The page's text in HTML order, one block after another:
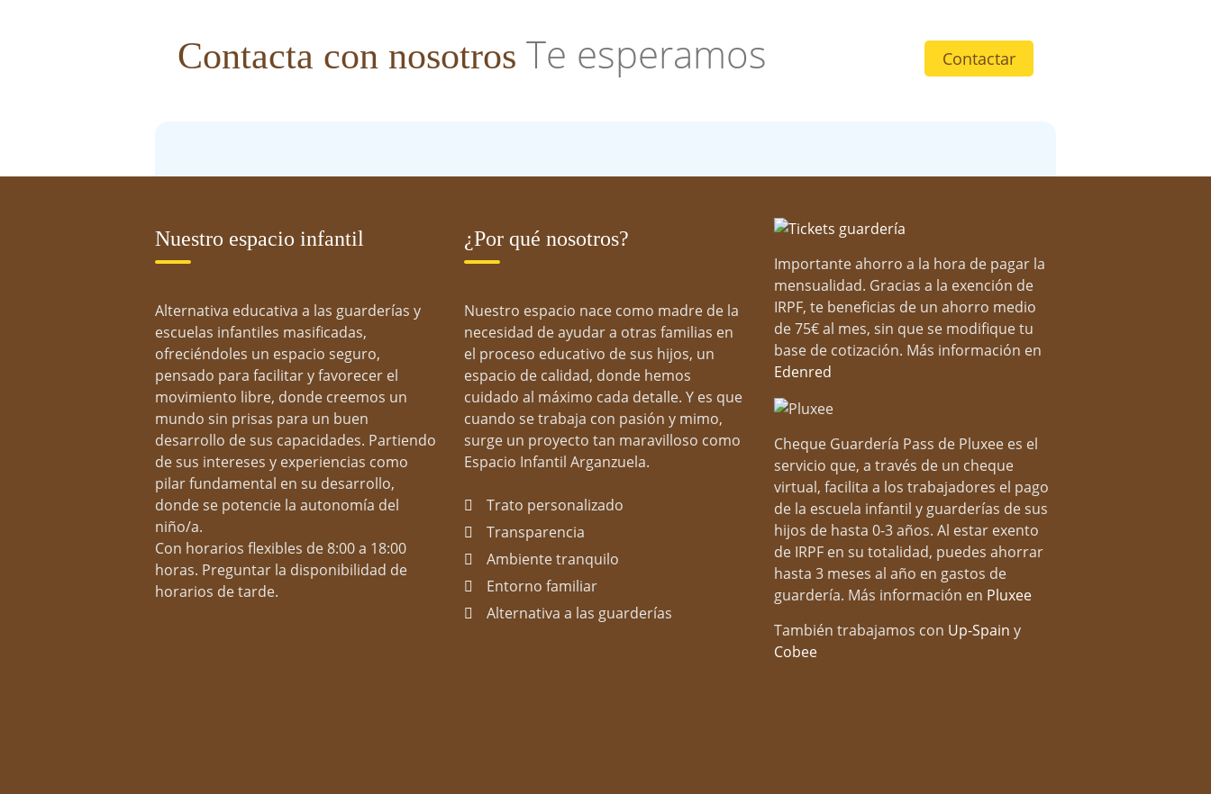
Contacta con nosotros Te esperamos Contactar
Descubre por qué tantas familias de Arganzuela nos eligen. Solicita tu visita hoy mismo.
Nuestro espacio infantil
Alternativa educativa a las guarderías y
escuelas infantiles masificadas,
ofreciéndoles un espacio seguro,
pensado para facilitar y favorecer el
movimiento libre, donde creemos un
mundo sin prisas para un buen
desarrollo de sus capacidades. Partiendo
de sus intereses y experiencias como
pilar fundamental en su desarrollo,
donde se potencie la autonomía del
niño/a.
Con horarios flexibles de 8:00 a 18:00
horas. Preguntar la disponibilidad de
horarios de tarde.
¿Por qué nosotros?
Nuestro espacio nace como madre de la
necesidad de ayudar a otras familias en
el proceso educativo de sus hijos, un
espacio de calidad, donde hemos
cuidado al máximo cada detalle. Y es que
cuando se trabaja con pasión y mimo,
surge un proyecto tan maravilloso como
Espacio Infantil Arganzuela.
Trato personalizado
Transparencia
Ambiente tranquilo
Entorno familiar
Alternativa a las guarderías
Importante ahorro a la hora de pagar la
mensualidad. Gracias a la exención de
IRPF, te beneficias de un ahorro medio
de 75€ al mes, sin que se modifique tu
base de cotización. Más información en
Edenred
Cheque Guardería Pass de Pluxee es el
servicio que, a través de un cheque
virtual, facilita a los trabajadores el pago
de la escuela infantil y guarderías de sus
hijos de hasta 0-3 años. Al estar exento
de IRPF en su totalidad, puedes ahorrar
hasta 3 meses al año en gastos de
guardería. Más información en Pluxee
También trabajamos con Up-Spain y
Cobee